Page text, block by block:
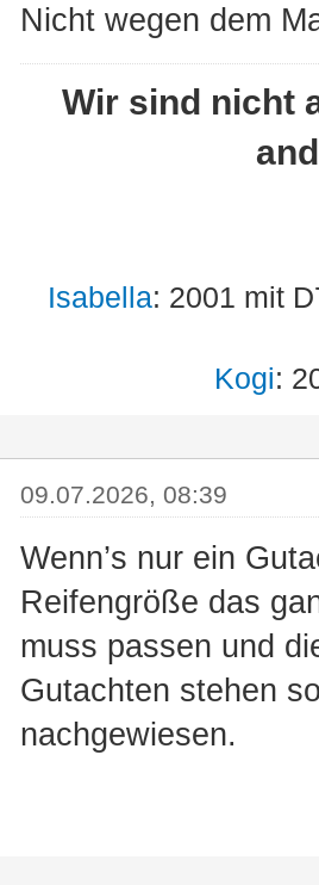
Nicht wegen dem
Wir sind nicht
Isabella: 2001 mit
Kogi:
09.07.2026, 08:39
Wenn’s nur ein
Reifengröße das
muss passen und
Gutachten stehen
nachgewiesen.